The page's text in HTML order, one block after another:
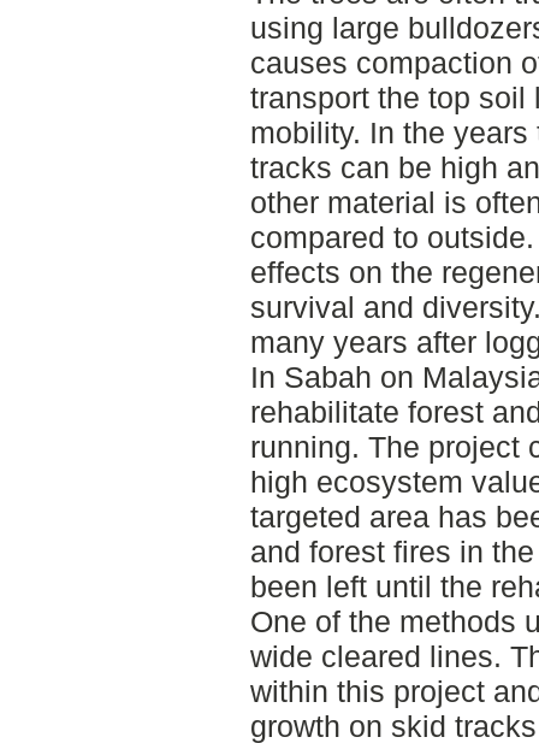
using large
causes compaction
transport the top soil
mobility. In the
tracks can be high
other material is
compared to
effects on the
survival and
many years after
In Sabah on
rehabilitate forest
running. The project
high ecosystem
targeted area has
and forest fires in
been left until the
One of the methods
wide cleared lines.
within this project
growth on skid